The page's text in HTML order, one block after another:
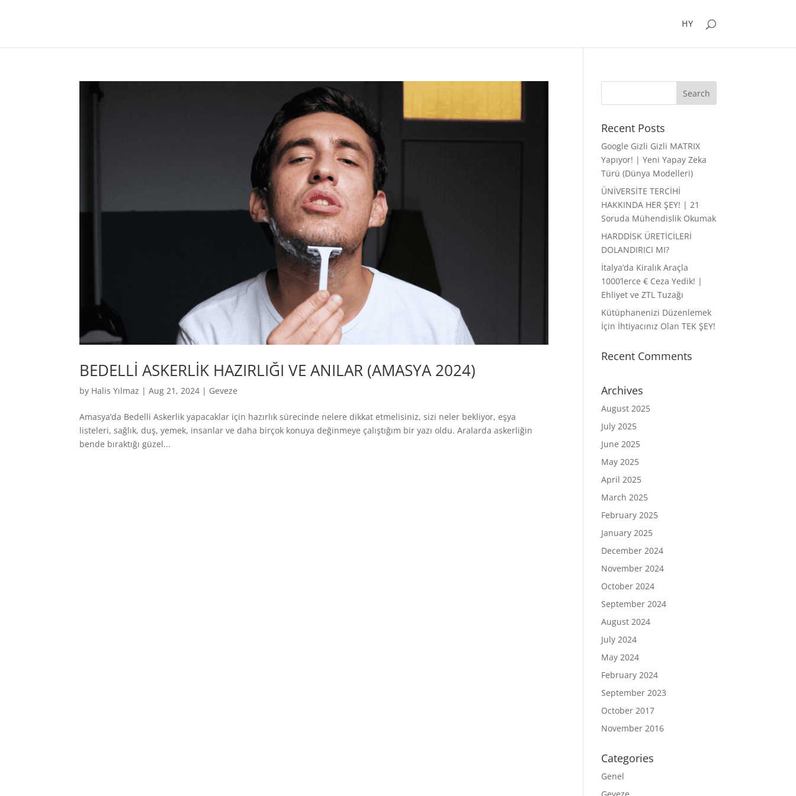
HY
BEDELLİ ASKERLİK HAZIRLIĞI VE ANILAR (AMASYA 2024)
by Halis Yılmaz |Aug 21, 2024 | Geveze
Amasya’da Bedelli Askerlik yapacaklar için hazırlık sürecinde nelere dikkat etmelisiniz, sizi neler bekliyor, eşya
listeleri, sağlık, duş, yemek, insanlar ve daha birçok konuya değinmeye çalıştığım bir yazı oldu. Aralarda askerliğin
bende bıraktığı güzel...
Recent Posts
Google Gizli Gizli MATRIX
Yapıyor! | Yeni Yapay Zeka
Türü (Dünya Modelleri)
ÜNİVERSİTE TERCİHİ
HAKKINDA HER ŞEY! | 21
Soruda Mühendislik Okumak
HARDDİSK ÜRETİCİLERİ
DOLANDIRICI MI?
İtalya’da Kiralık Araçla
1000’lerce € Ceza Yedik! |
Ehliyet ve ZTL Tuzağı
Kütüphanenizi Düzenlemek
İçin İhtiyacınız Olan TEK ŞEY!
Recent Comments
Archives
August 2025
July 2025
June 2025
May 2025
April 2025
March 2025
February 2025
January 2025
December 2024
November 2024
October 2024
September 2024
August 2024
July 2024
May 2024
February 2024
September 2023
October 2017
November 2016
Categories
Genel